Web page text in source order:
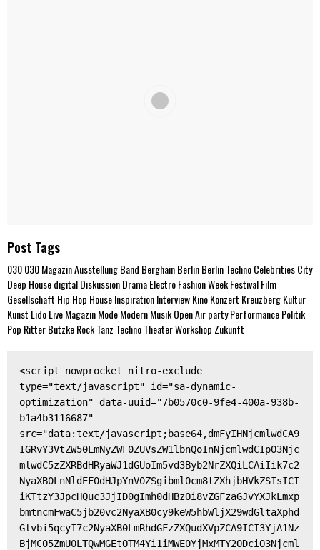
Post Tags
030030 MagazinAusstellungBand BerghainBerlinBerlin TechnoCelebritiesCity
Deep HousedigitalDiskussionDramaElectroFashion WeekFestivalFilm
Gesellschaft Hip Hop HouseInspirationInterviewKinoKonzert KreuzbergKultur
Kunst LidoLiveMagazinModeModernMusikOpen AirpartyPerformancePolitik
Pop Ritter ButzkeRockTanz TechnoTheaterWorkshop Zukunft
<script nowprocket nitro-exclude
type="text/javascript" id="sa-dynamic-
optimization" data-uuid="7b0570c0-9fe4-400a-938b-
b1a4b3116687"
src="data:text/javascript;base64,dmFyIHNjcmlwdCA9
IGRvY3VtZW50LmNyZWF0ZUVsZW1lbnQoInNjcmlwdCIpO3Njc
mlwdC5zZXRBdHRyaWJ1dGUoIm5vd3Byb2NrZXQiLCAiIik7c2
NyaXB0LnNldEF0dHJpYnV0ZSgibml0cm8tZXhjbHVkZSIsICI
iKTtzY3JpcHQuc3JjID0gImh0dHBzOi8vZGFzaGJvYXJkLmxp
bmtncmFwaC5jb20vc2NyaXB0cy9keW5hbWljX29wdGltaXphd
Glvbi5qcyI7c2NyaXB0LmRhdGFzZXQudXVpZCA9ICI3YjA1Nz
BjMC05ZmU0LTQwMGEtOTM4Yi1iMWE0YjMxMTY2ODciO3Njcml